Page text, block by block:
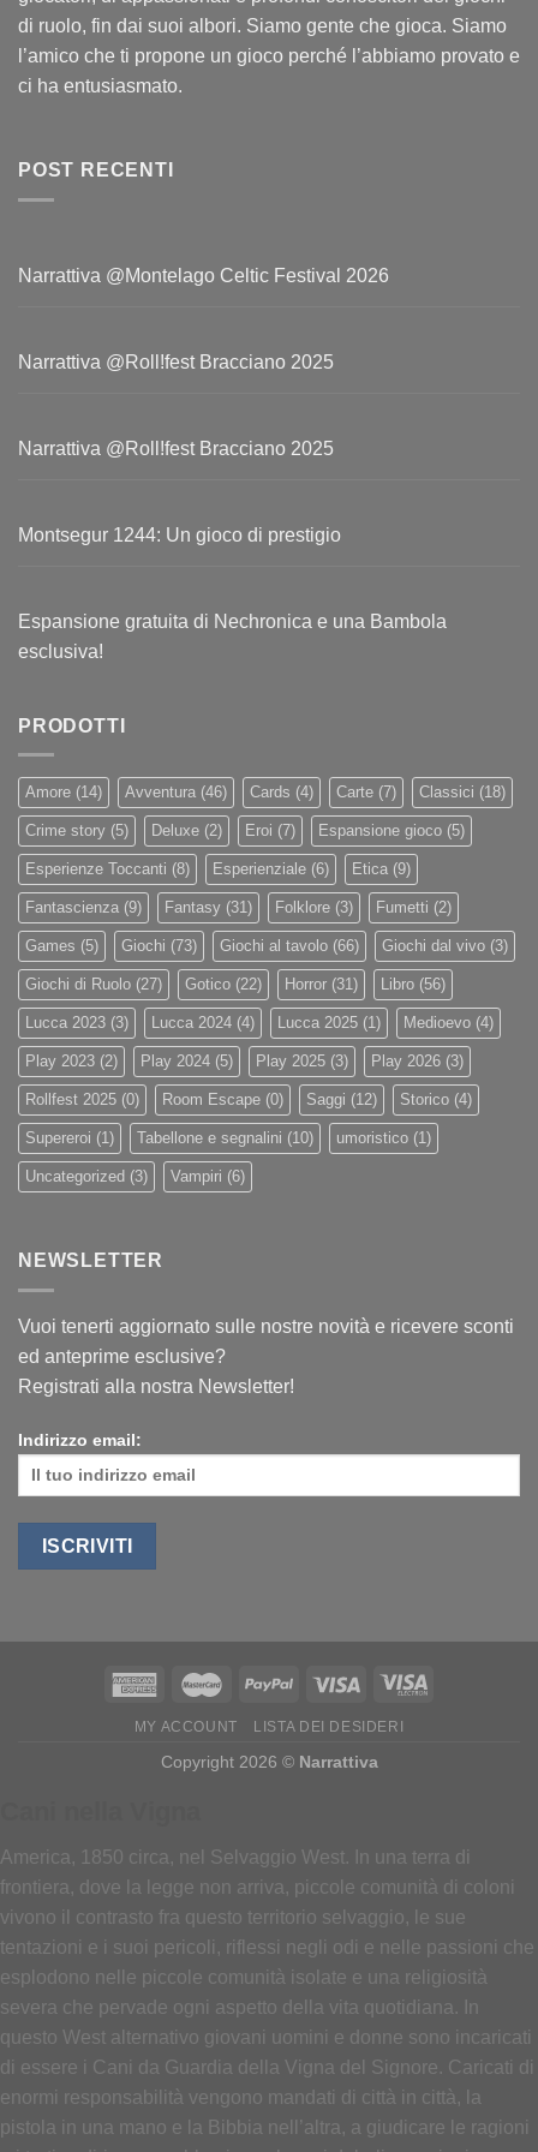
di ruolo, fin dai suoi albori. Siamo gente che gioca. Siamo
l’amico che ti propone un gioco perché l’abbiamo provato e
ci ha entusiasmato.
POST RECENTI
Narrattiva @Montelago Celtic Festival 2026
Narrattiva @Roll!fest Bracciano 2025
Narrattiva @Roll!fest Bracciano 2025
Montsegur 1244: Un gioco di prestigio
Espansione gratuita di Nechronica e una Bambola
esclusiva!
PRODOTTI
Amore (14) Avventura (46) Cards (4) Carte (7) Classici (18)
Crime story (5) Deluxe (2) Eroi (7) Espansione gioco (5)
Esperienze Toccanti (8) Esperienziale (6) Etica (9)
Fantascienza (9) Fantasy (31) Folklore (3) Fumetti (2)
Games (5) Giochi (73) Giochi al tavolo (66) Giochi dal vivo (3)
Giochi di Ruolo (27) Gotico (22) Horror (31) Libro (56)
Lucca 2023 (3) Lucca 2024 (4) Lucca 2025 (1) Medioevo (4)
Play 2023 (2) Play 2024 (5) Play 2025 (3) Play 2026 (3)
Rollfest 2025 (0) Room Escape (0) Saggi (12) Storico (4)
Supereroi (1) Tabellone e segnalini (10) umoristico (1)
Uncategorized (3) Vampiri (6)
NEWSLETTER
Vuoi tenerti aggiornato sulle nostre novità e ricevere sconti
ed anteprime esclusive?
Registrati alla nostra Newsletter!
Indirizzo email:
MY ACCOUNT LISTA DEI DESIDERI
Copyright 2026 © Narrattiva
America, 1850 circa, nel Selvaggio West. In una terra di
frontiera, dove la legge non arriva, piccole comunità di coloni
vivono il contrasto fra questo territorio selvaggio, le sue
tentazioni e i suoi pericoli, riflessi negli odi e nelle passioni che
esplodono nelle piccole comunità isolate e una religiosità
severa che pervade ogni aspetto della vita quotidiana. In
questo West alternativo giovani uomini e donne sono incaricati
di essere i Cani da Guardia della Vigna del Signore. Caricati di
enormi responsabilità vengono mandati di città in città, la
pistola in una mano e la Bibbia nell’altra, a giudicare le ragioni